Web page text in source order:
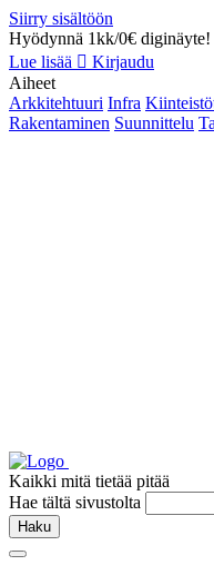
Siirry sisältöön
Hyödynnä 1kk/0€ diginäyte!
Lue lisää
Kirjaudu
Aiheet
Arkkitehtuuri Infra
Rakentaminen Suunnittelu
Kaikki mitä tietää pitää
Hae tältä sivustolta
Haku